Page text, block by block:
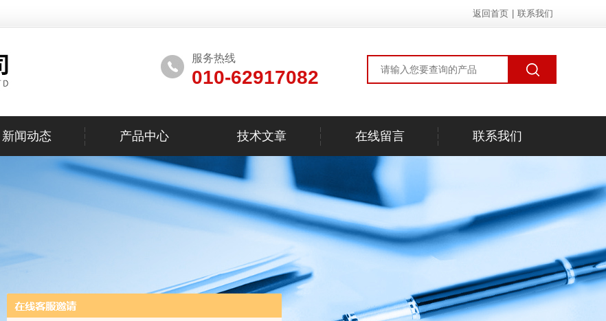
返回首页 联系我们
服务热线
010-62917082
新闻动态 产品中心 技术文章 在线留言 联系我们